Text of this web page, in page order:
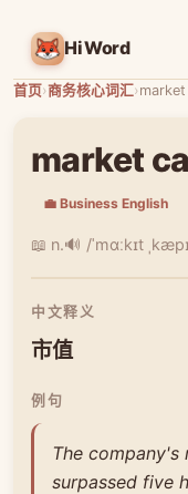
HiWord
首页›商务核心词汇›
market
💼 Business English
📖 n.🔊 /ˈmɑːkɪt
中文释义
市值
例句
The
surpassed five